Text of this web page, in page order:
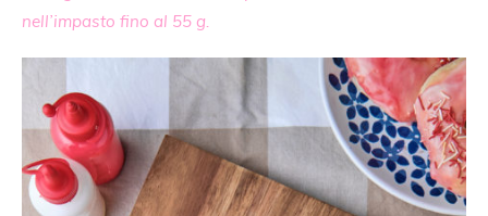
nell’impasto fino al 55 g.